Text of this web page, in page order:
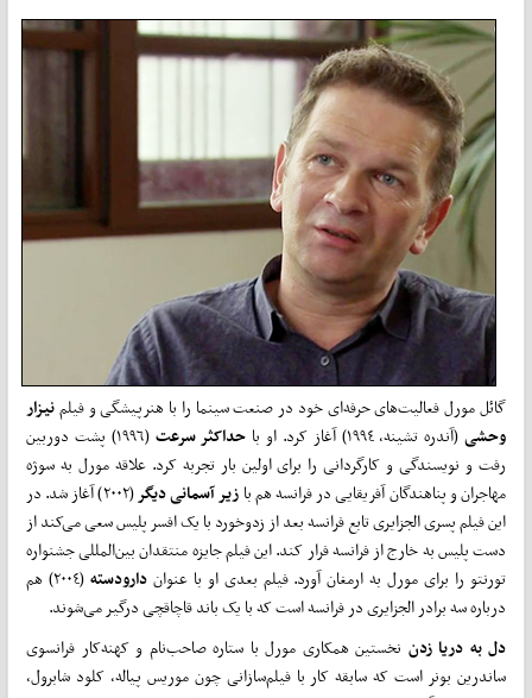
گائل مورل فعالیت‌های حرفه‌ای خود در صنعت سینما را با هنرپیشگی و فیلمنیزار
وحشی(آندره تشینه، ١٩٩٤) آغاز کرد. او با حداکثر سرعت
(١٩٩٦) پشت دوربین
رفت و نویسندگی و کارگردانی را برای اولین بار تجربه کرد. علاقه مورل به سوژه
مهاجران و پناهندگان آفریقایی در فرانسه هم بازیر آسمانی دیگر
(٢٠٠٢) آغاز شد. در
این فیلم پسری الجزایری تابع فرانسه بعد از زدوخورد با یک افسر پلیس سعی‌ می‌کند از
دست پلیس به خارج از فرانسه فرار کند. این فیلم جایزه منتقدان بین‌المللی جشنواره
تورنتو را برای مورل به ارمغان آورد. فیلم بعدی او با عنواندارودسته
(٢٠٠٤) هم
درباره سه برادر الجزایری در فرانسه است که با یک باند قاچاقچی درگیر‌ می‌شوند.
دل به دریا زدننخستین همکاری مورل با ستاره صاحب‌نام و کهنه‌کار فرانسوی
ساندرین بونر است که سابقه کار با فیلم‌سازانی چون موریس پیاله، کلود شابرول،